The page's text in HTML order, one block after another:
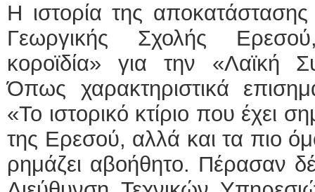
Η ιστορία της αποκατάστασης
Γεωργικής Σχολής
κοροϊδία» για την «Λαϊκή
Όπως χαρακτηριστικά
«Το ιστορικό κτίριο που έχει
της Ερεσού, αλλά και τα πιο
ρημάζει αβοήθητο. Πέρασαν